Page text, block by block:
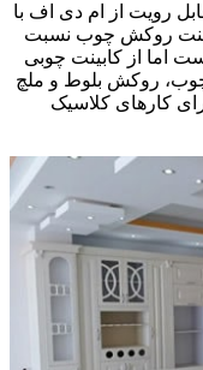
رویت از ام دی اف با
روکش چوب نسبت
اما از کابینت چوبی
چوب، روکش بلوط و ملچ
کارهای کلاسیک